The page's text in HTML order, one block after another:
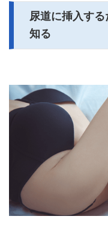
尿道に挿入す
知る